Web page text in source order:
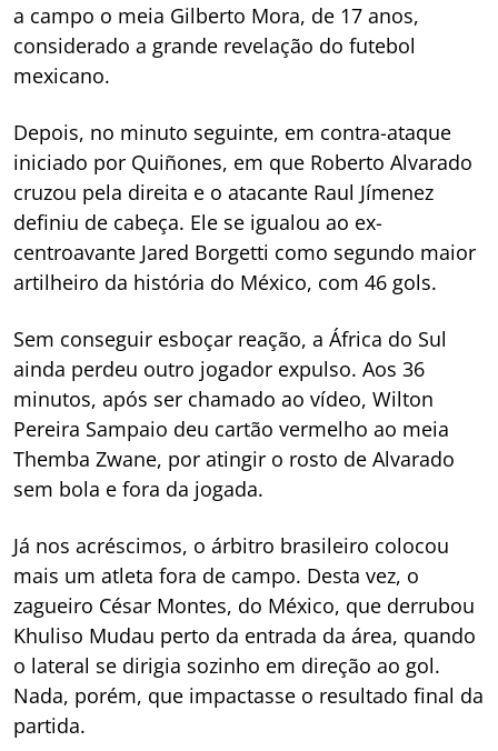
a campo o meia Gilberto Mora, de 17 anos,
considerado a grande revelação do futebol
mexicano.
Depois, no minuto seguinte, em contra-ataque
iniciado por Quiñones, em que Roberto Alvarado
cruzou pela direita e o atacante Raul Jímenez
definiu de cabeça. Ele se igualou ao ex-
centroavante Jared Borgetti como segundo maior
artilheiro da história do México, com 46 gols.
Sem conseguir esboçar reação, a África do Sul
ainda perdeu outro jogador expulso. Aos 36
minutos, após ser chamado ao vídeo, Wilton
Pereira Sampaio deu cartão vermelho ao meia
Themba Zwane, por atingir o rosto de Alvarado
sem bola e fora da jogada.
Já nos acréscimos, o árbitro brasileiro colocou
mais um atleta fora de campo. Desta vez, o
zagueiro César Montes, do México, que derrubou
Khuliso Mudau perto da entrada da área, quando
o lateral se dirigia sozinho em direção ao gol.
Nada, porém, que impactasse o resultado final da
partida.